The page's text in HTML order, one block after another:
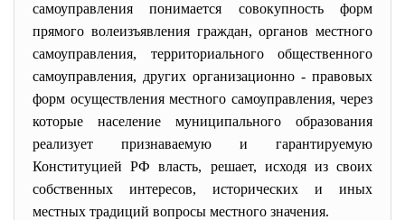
самоуправления понимается совокупность форм
прямого волеизъявления граждан, органов местного
самоуправления, территориального общественного
самоуправления, других организационно - правовых
форм осуществления местного самоуправления, через
которые население муниципального образования
реализует признаваемую и гарантируемую
Конституцией РФ власть, решает, исходя из своих
собственных интересов, исторических и иных
местных традиций вопросы местного значения.